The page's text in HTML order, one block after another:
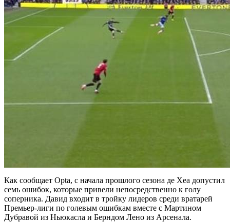
Как сообщает Opta, с начала прошлого сезона де Хеа допустил
семь ошибок, которые привели непосредственно к голу
соперника. Давид входит в тройку лидеров среди вратарей
Премьер-лиги по голевым ошибкам вместе с Мартином
Дубравой из Ньюкасла и Берндом Лено из Арсенала.